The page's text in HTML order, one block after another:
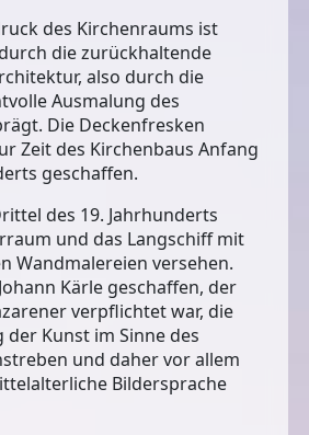
des Kirchenraums ist
die zurückhaltende
also durch die
Ausmalung des
Die Deckenfresken
Zeit des Kirchenbaus Anfang
geschaffen.
des 19. Jahrhunderts
und das Langschiff mit
Wandmalereien versehen.
Kärle geschaffen, der
verpflichtet war, die
der Kunst im Sinne des
und daher vor allem
Bildersprache